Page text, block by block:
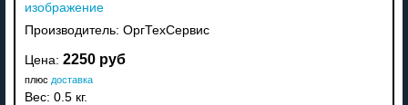
изображение
Производитель: ОргТехСервис
Цена: 2250 руб
плюс доставка
Вес: 0.5 кг.